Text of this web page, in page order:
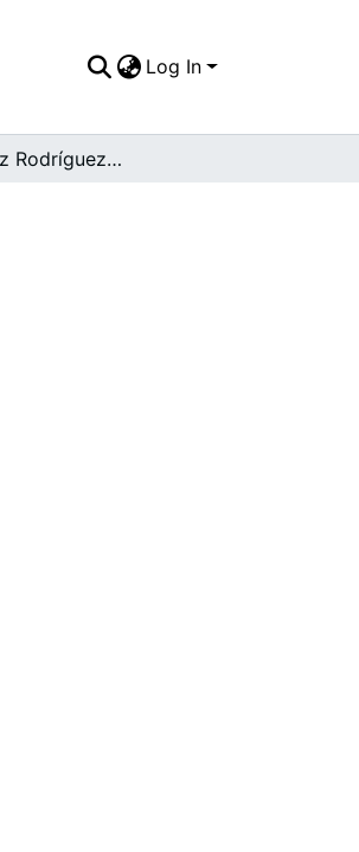
Log In
Juliana López Rodríguez en el parque principal. Ulloa